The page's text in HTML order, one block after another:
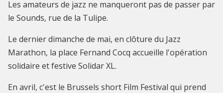
Les amateurs de jazz ne manqueront pas de passer par
le Sounds, rue de la Tulipe.
Le dernier dimanche de mai, en clôture du Jazz
Marathon, la place Fernand Cocq accueille l'opération
solidaire et festive Solidar XL.
En avril, c'est le Brussels short Film Festival qui prend